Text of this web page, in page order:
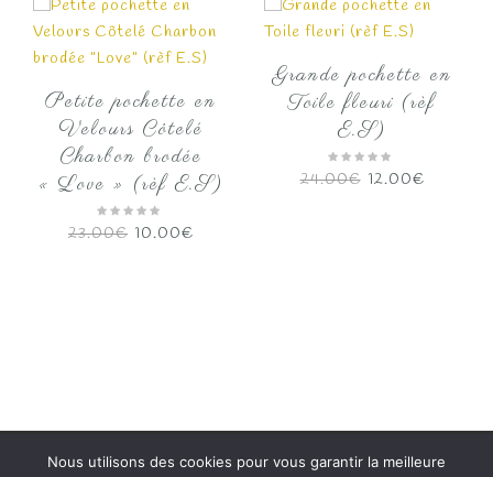
Petite pochette en
Velours Côtelé
Charbon brodée
« Love » (rèf E.S)
23.00€ Le
10.00€
Grande pochette en
Toile fleuri (rèf
E.S)
24.00€ Le
12.00€Le
Copyright 2020PapalyneTous droits réservés.
Nous utilisons des cookies pour vous garantir la meilleure